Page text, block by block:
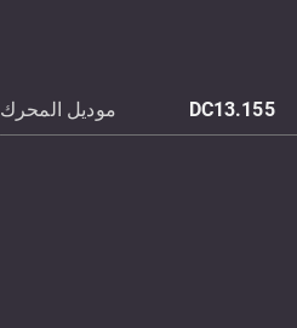
موديل المحرك DC13.155